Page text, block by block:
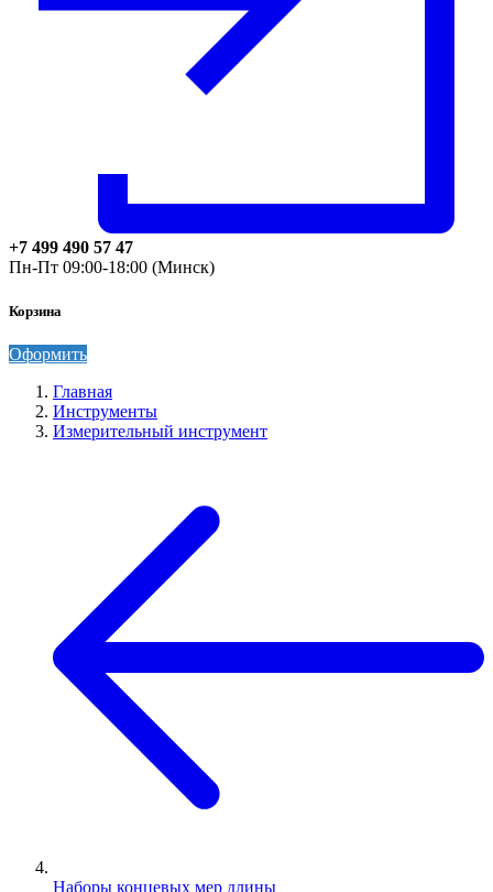
+7 499 490 57 47
Пн-Пт 09:00-18:00 (Минск)
Корзина
Оформить
Главная
Инструменты
Измерительный инструмент
Наборы концевых мер длины